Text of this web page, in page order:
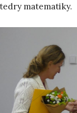
matematiky.